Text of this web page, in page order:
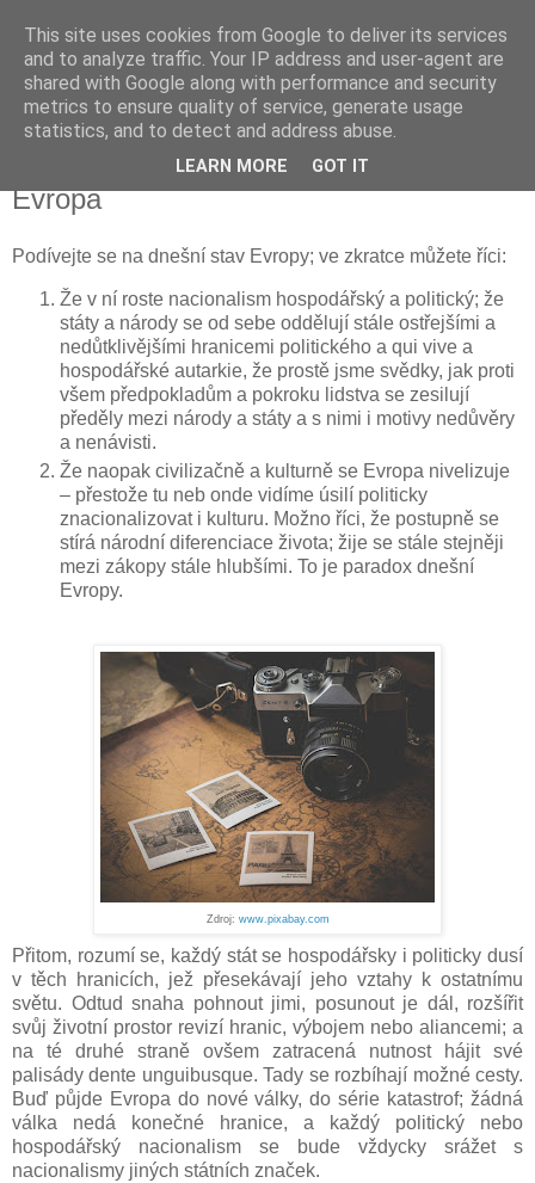
Kapka Karla Čapka
"Věřím v humanitu, v demokracii a v člověka."
čtvrtek 8. března 2018
Evropa
Podívejte se na dnešní stav Evropy; ve zkratce můžete říci:
Že v ní roste nacionalism hospodářský a politický; že
státy a národy se od sebe oddělují stále ostřejšími a
nedůtklivějšími hranicemi politického a qui vive a
hospodářské autarkie, že prostě jsme svědky, jak proti
všem předpokladům a pokroku lidstva se zesilují
předěly mezi národy a státy a s nimi i motivy nedůvěry
a nenávisti.
Že naopak civilizačně a kulturně se Evropa nivelizuje
– přestože tu neb onde vidíme úsilí politicky
znacionalizovat i kulturu. Možno říci, že postupně se
stírá národní diferenciace života; žije se stále stejněji
mezi zákopy stále hlubšími. To je paradox dnešní
Evropy.
Zdroj: www.pixabay.com
Přitom, rozumí se, každý stát se hospodářsky i politicky dusí
v těch hranicích, jež přesekávají jeho vztahy k ostatnímu
světu. Odtud snaha pohnout jimi, posunout je dál, rozšířit
svůj životní prostor revizí hranic, výbojem nebo aliancemi; a
na té druhé straně ovšem zatracená nutnost hájit své
palisády dente unguibusque. Tady se rozbíhají možné cesty.
Buď půjde Evropa do nové války, do série katastrof; žádná
válka nedá konečné hranice, a každý politický nebo
hospodářský nacionalism se bude vždycky srážet s
nacionalismy jiných státních značek.
This site uses cookies from Google to deliver its services
and to analyze traffic. Your IP address and user-agent are
shared with Google along with performance and security
metrics to ensure quality of service, generate usage
statistics, and to detect and address abuse.
LEARN MORE GOT IT